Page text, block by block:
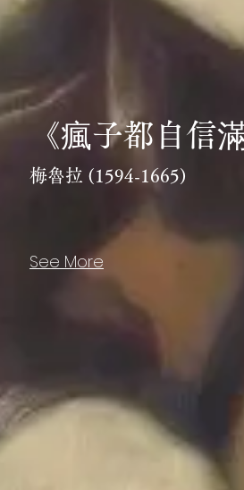
《瘋子都自信
梅魯拉 (1594-1665)
See More